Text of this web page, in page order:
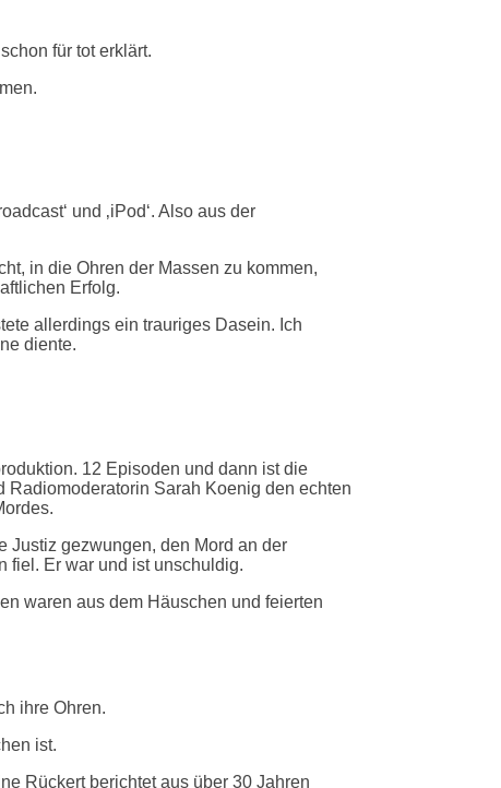
für tot erklärt.
und ‚iPod‘. Also aus der
in die Ohren der Massen zu kommen,
Erfolg.
allerdings ein trauriges Dasein. Ich
diente.
12 Episoden und dann ist die
Sarah Koenig den echten
Justiz gezwungen, den Mord an der
fiel. Er war und ist unschuldig.
waren aus dem Häuschen und feierten
ihre Ohren.
ist.
Rückert berichtet aus über 30 Jahren